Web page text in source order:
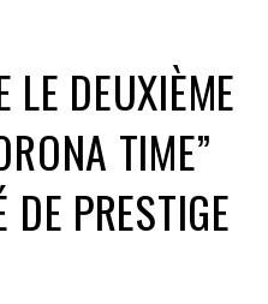
LE DEUXIÈME
TIME”
PRESTIGE